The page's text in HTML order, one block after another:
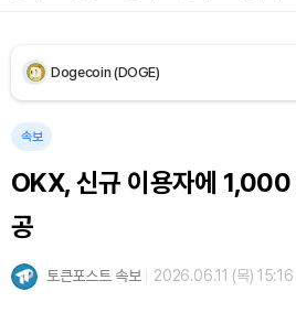
Dogecoin (DOGE)
속보
OKX, 신규 이용자에 1,000
공
토큰포스트 속보 2026.06.11 (목) 15:16